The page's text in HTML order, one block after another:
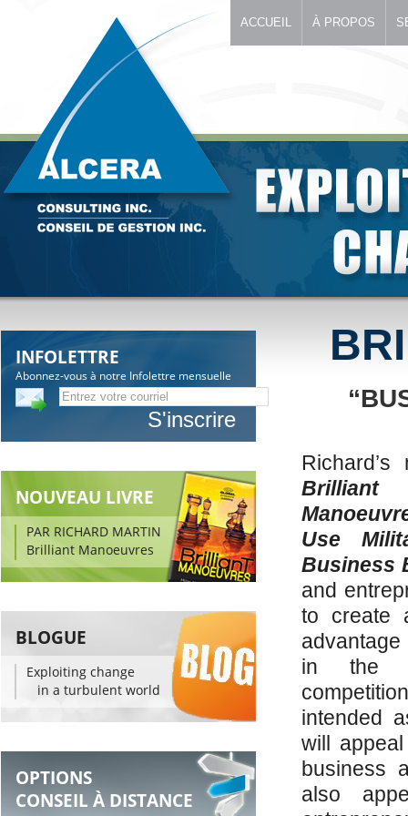
Brilliant
Use
Business
and
to create
in the
intended
will
business
also
INFOLETTRE
Abonnez-vous à notre Infolettre mensuelle
NOUVEAU LIVRE
PAR RICHARD MARTIN
Brilliant Manoeuvres
BLOGUE
Exploiting change
in a turbulent world
OPTIONS
CONSEIL À DISTANCE
ACCUEIL À PROPOS